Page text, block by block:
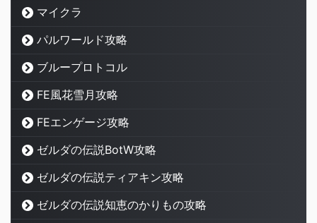
マイクラ
パルワールド攻略
ブループロトコル
FE風花雪月攻略
FEエンゲージ攻略
ゼルダの伝説BotW攻略
ゼルダの伝説ティアキン攻略
ゼルダの伝説知恵のかりもの攻略